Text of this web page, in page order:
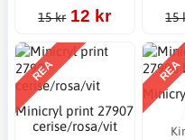
15 kr 12 kr
15
REA
Minicryl print 27907
cerise/rosa/vit
REA